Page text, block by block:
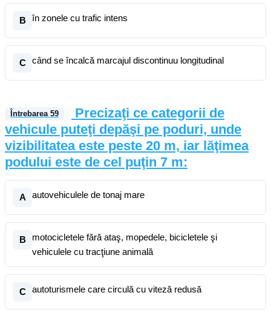
B în zonele cu trafic intens
C când se încalcă marcajul discontinuu longitudinal
Întrebarea 59
Precizaţi ce categorii de
vehicule puteţi depăşi pe poduri, unde
vizibilitatea este peste 20 m, iar lăţimea
podului este de cel puţin 7 m:
A autovehiculele de tonaj mare
B
motocicletele fără ataş, mopedele, bicicletele şi
vehiculele cu tracţiune animală
C autoturismele care circulă cu viteză redusă